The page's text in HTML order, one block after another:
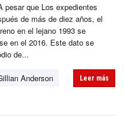
pesar que Los expedientes
de más de diez años, el
en el lejano 1993 se
en el 2016. Este dato se
de...
Anderson
Leer más